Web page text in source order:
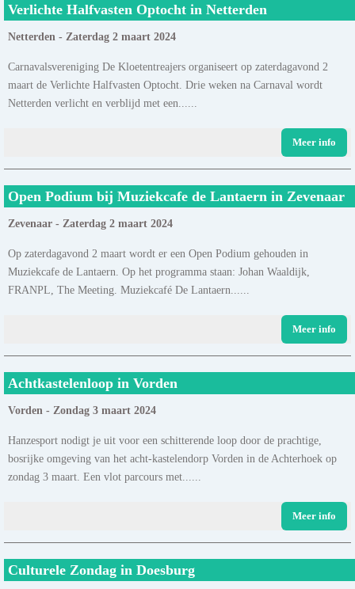
Verlichte Halfvasten Optocht in Netterden
Netterden - Zaterdag 2 maart 2024
Carnavalsvereniging De Kloetentreajers organiseert op zaterdagavond 2
maart de Verlichte Halfvasten Optocht. Drie weken na Carnaval wordt
Netterden verlicht en verblijd met een......
Meer info
Open Podium bij Muziekcafe de Lantaern in Zevenaar
Zevenaar - Zaterdag 2 maart 2024
Op zaterdagavond 2 maart wordt er een Open Podium gehouden in
Muziekcafe de Lantaern. Op het programma staan: Johan Waaldijk,
FRANPL, The Meeting. Muziekcafé De Lantaern......
Meer info
Achtkastelenloop in Vorden
Vorden - Zondag 3 maart 2024
Hanzesport nodigt je uit voor een schitterende loop door de prachtige,
bosrijke omgeving van het acht-kastelendorp Vorden in de Achterhoek op
zondag 3 maart. Een vlot parcours met......
Meer info
Culturele Zondag in Doesburg